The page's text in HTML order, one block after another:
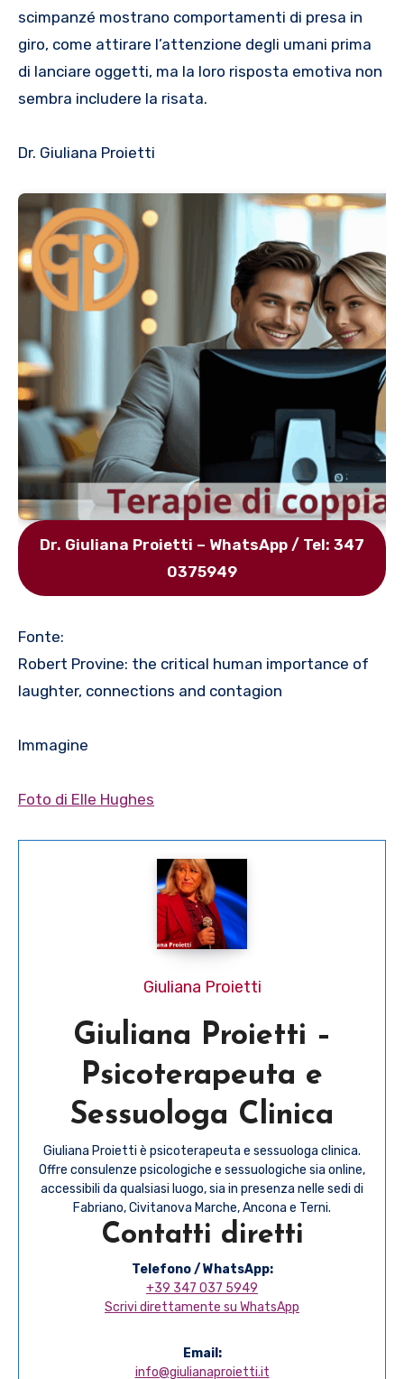
scimpanzé mostrano comportamenti di presa in
giro, come attirare l’attenzione degli umani prima
di lanciare oggetti, ma la loro risposta emotiva non
sembra includere la risata.
Dr. Giuliana Proietti
Dr. Giuliana Proietti – WhatsApp / Tel: 347
0375949
Fonte:
Robert Provine: the critical human importance of
laughter, connections and contagion
Immagine
Foto di Elle Hughes
Giuliana Proietti
Giuliana Proietti –
Psicoterapeuta e
Sessuologa Clinica
Giuliana Proietti è psicoterapeuta e sessuologa clinica.
Offre consulenze psicologiche e sessuologiche sia online,
accessibili da qualsiasi luogo, sia in presenza nelle sedi di
Fabriano, Civitanova Marche, Ancona e Terni.
Contatti diretti
Telefono / WhatsApp:
+39 347 037 5949
Scrivi direttamente su WhatsApp
Email:
info@giulianaproietti.it